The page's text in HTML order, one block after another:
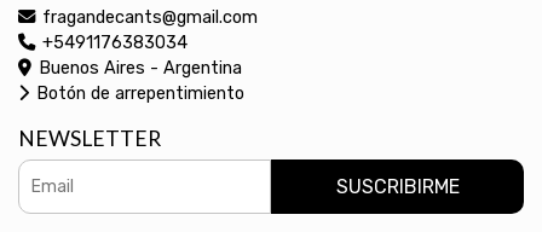
fragandecants@gmail.com
+5491176383034
Buenos Aires - Argentina
Botón de arrepentimiento
NEWSLETTER
SUSCRIBIRME